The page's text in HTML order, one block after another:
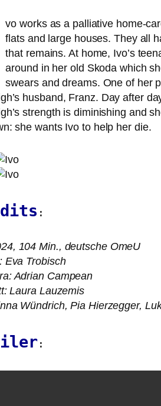
vo works as a pal­lia­ti­ve home-
flats and lar­ge hou­ses. They all
that remains. At home, Ivo’s
around in her old Skoda which
swears and dreams. One of her
hus­band, Franz. Day after
strength is dimi­nis­hing and
she wants Ivo to help her die.
:
104 Min., deut­sche OmeU
Eva Trobisch
Adrian Campean
Laura Lauzemis
Wündrich, Pia Hierzegger,
: